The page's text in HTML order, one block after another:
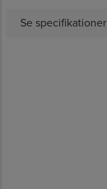
Se specifikationer